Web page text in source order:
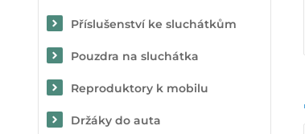
Příslušenství ke sluchátkům
Pouzdra na sluchátka
Reproduktory k mobilu
Držáky do auta